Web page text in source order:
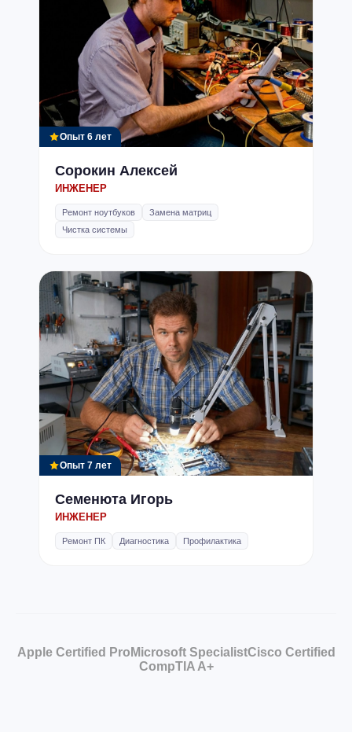
Данная услуга доступна только в
нашей мастерской
Опыт 6 лет
Сорокин Алексей
ИНЖЕНЕР
Ремонт ноутбуков
Замена матриц
Чистка системы
Опыт 7 лет
Семенюта Игорь
ИНЖЕНЕР
Ремонт ПК Диагностика Профилактика
Apple Certified Pro Microsoft SpecialistCisco Certified
CompTIA A+